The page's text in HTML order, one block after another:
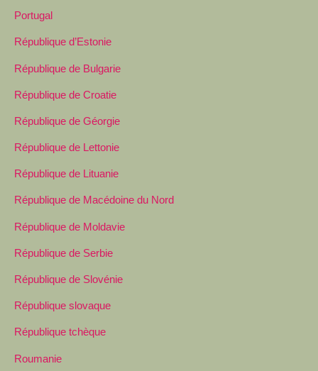
Portugal
République d’Estonie
République de Bulgarie
République de Croatie
République de Géorgie
République de Lettonie
République de Lituanie
République de Macédoine du Nord
République de Moldavie
République de Serbie
République de Slovénie
République slovaque
République tchèque
Roumanie